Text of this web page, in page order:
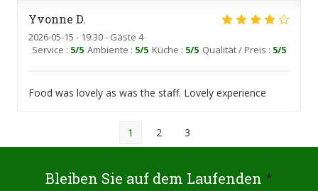
Yvonne D
2026-05-15 - 19:30 - Gäste 4
Service : 5/5 Ambiente : 5/5 Küche : 5/5 Qualität / Preis : 5/5
Food was lovely as was the staff. Lovely experience
1 2 3
Bleiben Sie auf dem Laufenden *